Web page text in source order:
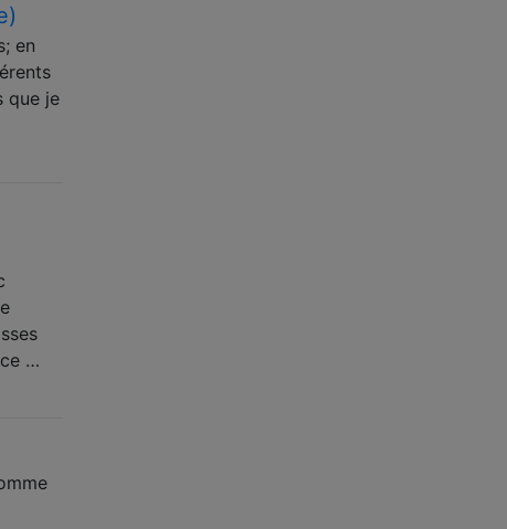
en
que je
…